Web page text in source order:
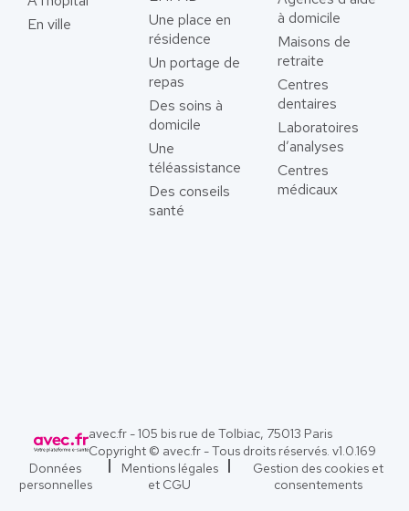
En ville
Une place en
résidence
Un portage de
repas
Des soins à
domicile
Une
téléassistance
Des conseils
santé
à domicile
Maisons de
retraite
Centres
dentaires
Laboratoires
d’analyses
Centres
médicaux
avec.fr - 105 bis rue de Tolbiac, 75013 Paris
Copyright © avec.fr - Tous droits réservés. v1.0.169
Données
personnelles
Mentions légales
et CGU
Gestion des cookies et
consentements